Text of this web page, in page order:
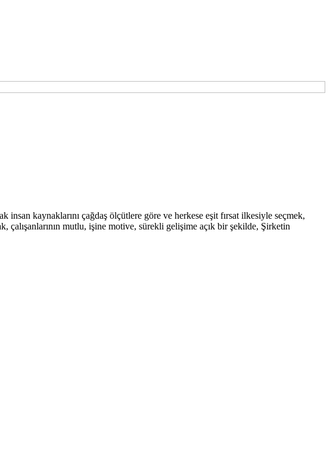
kaynaklarını çağdaş ölçütlere göre ve herkese eşit fırsat ilkesiyle seçmek,
çalışanlarının mutlu, işine motive, sürekli gelişime açık bir şekilde, Şirketin